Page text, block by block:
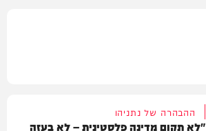
ההבהרה של נתניהו
"לא תקום מדינה פלסטינית – לא בעזה